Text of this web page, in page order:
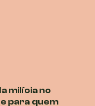
milícia no
para quem